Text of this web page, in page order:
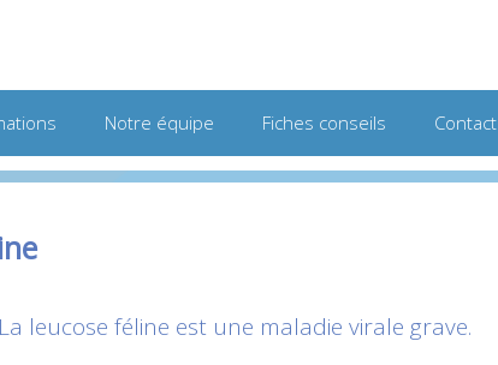
Notre équipe Fiches conseils Contact
La leucose féline est une maladie virale grave.